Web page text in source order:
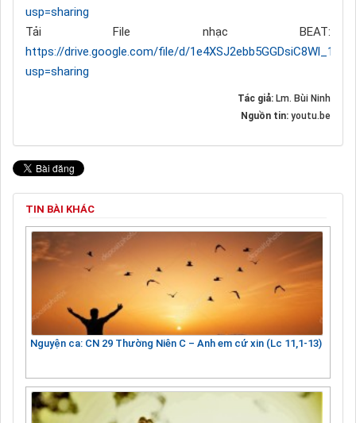
usp=sharing
Tải File nhạc BEAT:
https://drive.google.com/file/d/
usp=sharing
Tác giả: Lm. Bùi Ninh
Nguồn tin: youtu.be
TIN BÀI KHÁC
Nguyện ca: CN 29 Thường Niên C – Anh em cứ xin (Lc 11,1-13)